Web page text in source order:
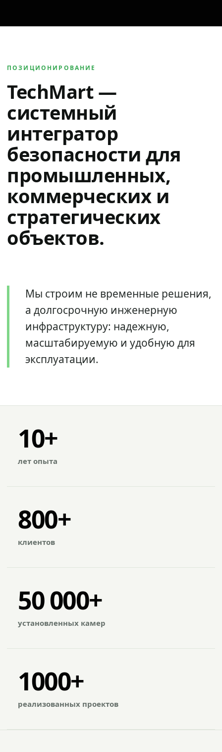
ПОЗИЦИОНИРОВАНИЕ
TechMart —
системный
интегратор
безопасности для
промышленных,
коммерческих и
стратегических
объектов.
Мы строим не временные решения,
а долгосрочную инженерную
инфраструктуру: надежную,
масштабируемую и удобную для
эксплуатации.
10+
лет опыта
800+
клиентов
50 000+
установленных камер
1000+
реализованных проектов